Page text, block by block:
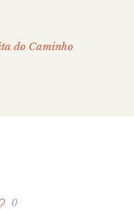
do Caminho
0